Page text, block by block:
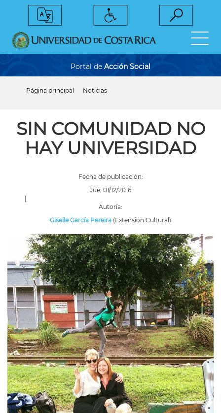
Portal de Acción Social
ayuda
a
la
navegación
Página principal Noticias
SIN COMUNIDAD NO
HAY UNIVERSIDAD
Fecha de publicación:
Jue, 01/12/2016
|
Autoría:
Giselle García Pereira (Extensión Cultural)